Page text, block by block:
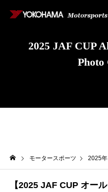
2025 JAF CUP
Photo
モータースポーツ 2025年
【2025 JAF CUP オー